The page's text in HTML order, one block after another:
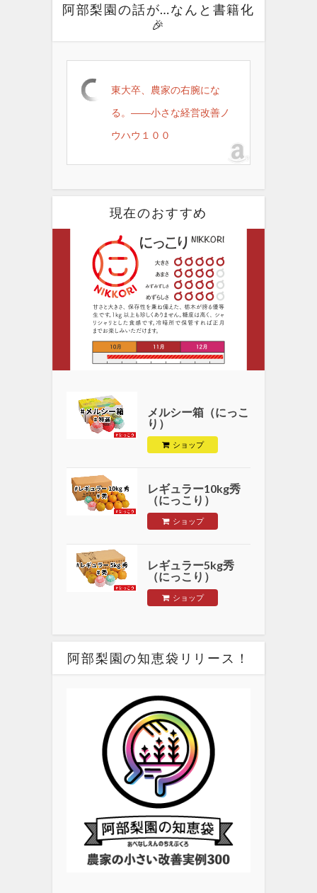
阿部梨園の話が…なんと書籍化
🎉
東大卒、農家の右腕にな
る。――小さな経営改善ノ
ウハウ１００
現在のおすすめ
メルシー箱（にっこ
り）
ショップ
レギュラー10kg秀
（にっこり）
ショップ
レギュラー5kg秀
（にっこり）
ショップ
阿部梨園の知恵袋リリース！